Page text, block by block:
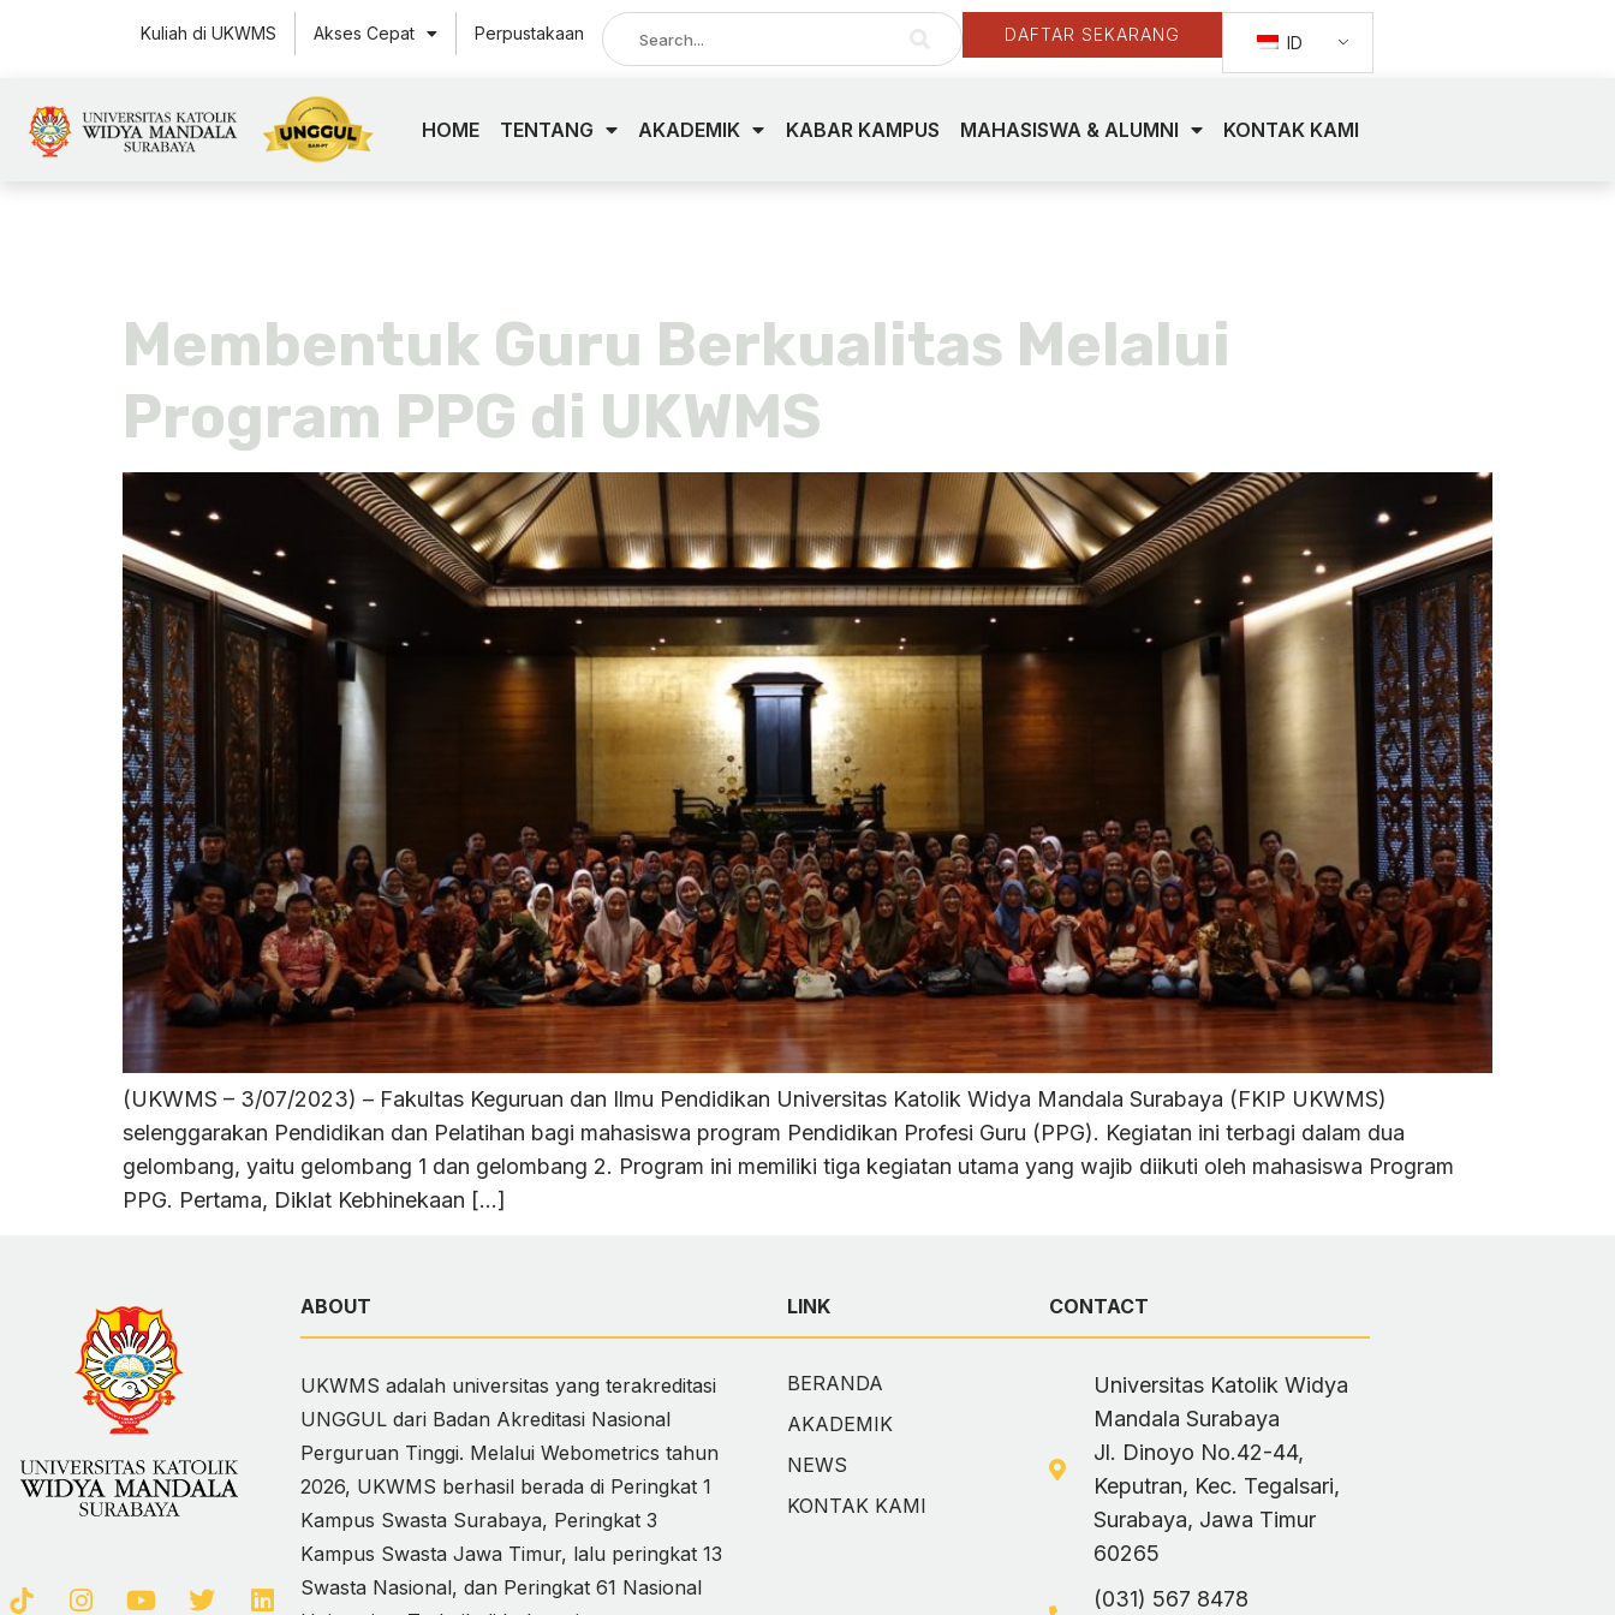
Kuliah di UKWMS Akses Cepat Perpustakaan DAFTAR SEKARANG ID
HOME TENTANG AKADEMIK KABAR KAMPUS MAHASISWA & ALUMNI KONTAK KAMI
Membentuk Guru Berkualitas Melalui
Program PPG di UKWMS
(UKWMS – 3/07/2023) – Fakultas Keguruan dan Ilmu Pendidikan Universitas Katolik Widya Mandala Surabaya (FKIP UKWMS)
selenggarakan Pendidikan dan Pelatihan bagi mahasiswa program Pendidikan Profesi Guru (PPG). Kegiatan ini terbagi dalam dua
gelombang, yaitu gelombang 1 dan gelombang 2. Program ini memiliki tiga kegiatan utama yang wajib diikuti oleh mahasiswa Program
PPG. Pertama, Diklat Kebhinekaan […]
ABOUT
UKWMS adalah universitas yang terakreditasi
UNGGUL dari Badan Akreditasi Nasional
Perguruan Tinggi. Melalui Webometrics tahun
2026, UKWMS berhasil berada di Peringkat 1
Kampus Swasta Surabaya, Peringkat 3
Kampus Swasta Jawa Timur, lalu peringkat 13
Swasta Nasional, dan Peringkat 61 Nasional
LINK
BERANDA
AKADEMIK
NEWS
KONTAK KAMI
CONTACT
Universitas Katolik Widya
Mandala Surabaya
Jl. Dinoyo No.42-44,
Keputran, Kec. Tegalsari,
Surabaya, Jawa Timur
60265
(031) 567 8478